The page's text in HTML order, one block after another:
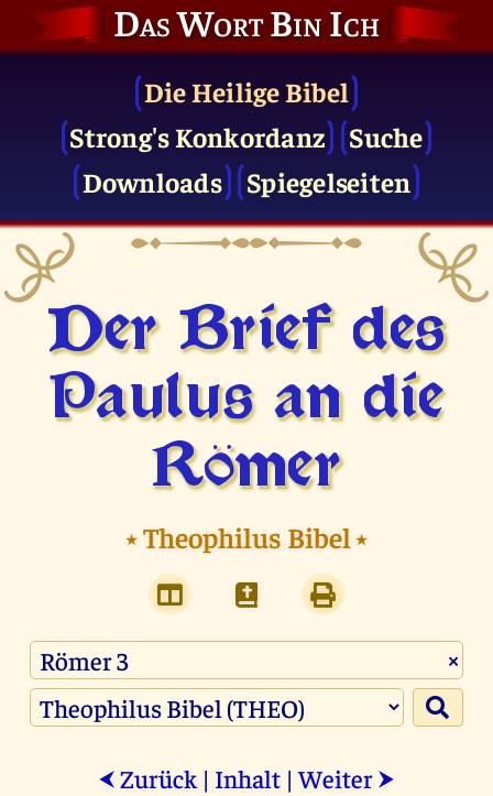
Das Wort Bin Ich
Die Heilige Bibel
Strong's Konkordanz
Suche
Downloads
Spiegelseiten
Der Brief des
Paulus an die
Römer
⭑Theophilus Bibel⭑
×
⮜ Zurück | Inhalt |Weiter ⮞